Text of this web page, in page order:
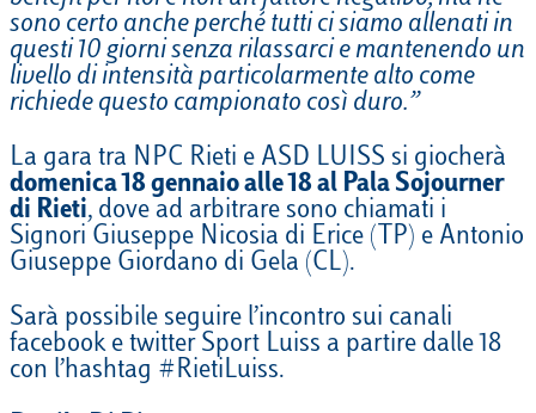
sono certo anche perché tutti ci siamo allenati in
questi 10 giorni senza rilassarci e mantenendo un
livello di intensità particolarmente alto come
richiede questo campionato così duro.”
La gara tra NPC Rieti e ASD LUISS si giocherà
domenica 18 gennaio alle 18 al Pala Sojourner
di Rieti, dove ad arbitrare sono chiamati i
Signori Giuseppe Nicosia di Erice (TP) e Antonio
Giuseppe Giordano di Gela (CL).
Sarà possibile seguire l’incontro sui canali
facebook e twitter Sport Luiss a partire dalle 18
con l’hashtag #RietiLuiss.